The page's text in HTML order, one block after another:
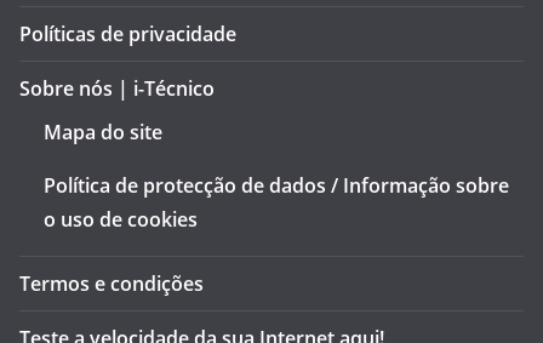
Políticas de privacidade
Sobre nós | i-Técnico
Mapa do site
Política de protecção de dados / Informação sobre
o uso de cookies
Termos e condições